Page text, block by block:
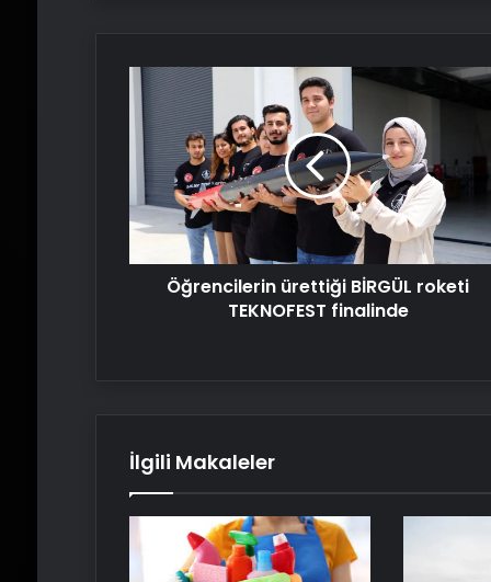
Öğrencilerin
ürettiği
BİRGÜL roketi
TEKNOFEST
finalinde
Öğrencilerin ürettiği BİRGÜL roketi
TEKNOFEST finalinde
İlgili Makaleler